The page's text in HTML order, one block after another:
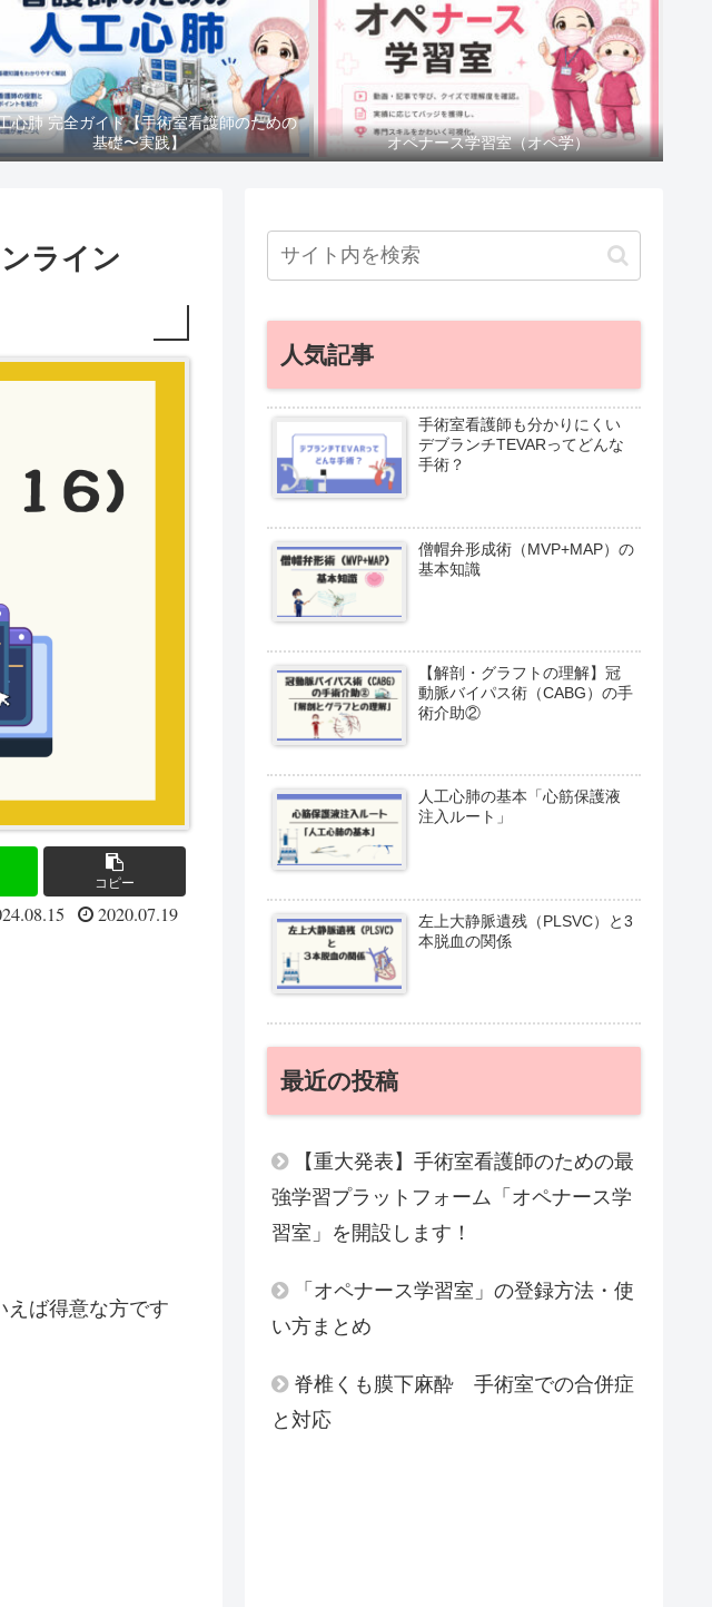
心肺 完全ガイド【手術室看護師のための
基礎〜実践】
オペナース学習室（オペ学）
ライン
コピー
2020.07.19
えば得意な方です
人気記事
手術室看護師も分かりにくい
デブランチTEVARってどんな
手術？
僧帽弁形成術（MVP+MAP）の
基本知識
【解剖・グラフトの理解】冠
動脈バイパス術（CABG）の手
術介助②
人工心肺の基本「心筋保護液
注入ルート」
左上大静脈遺残（PLSVC）と3
本脱血の関係
最近の投稿
【重大発表】手術室看護師のための最
強学習プラットフォーム「オペナース学
習室」を開設します！
「オペナース学習室」の登録方法・使
い方まとめ
脊椎くも膜下麻酔 手術室での合併症
と対応